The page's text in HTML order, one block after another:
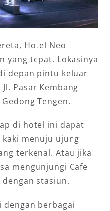
Hotel Neo
yang tepat. Lokasinya
depan pintu keluar
Pasar Kembang
Tengen.
di hotel ini dapat
menuju ujung
terkenal. Atau jika
mengunjungi Cafe
stasiun.
berbagai